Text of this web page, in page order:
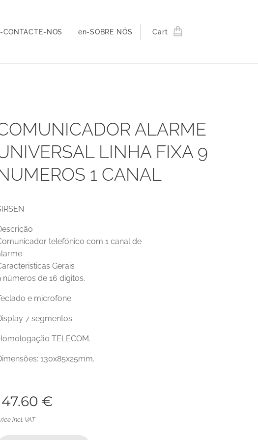
CONTACTE-NOS en-SOBRE NÓS Cart
ALARME
LINHA FIXA 9
1 CANAL
telefónico com 1 canal de
Gerais
números de 16 digitos.
e microfone.
7 segmentos.
TELECOM.
130x85x25mm.
€
incl. VAT